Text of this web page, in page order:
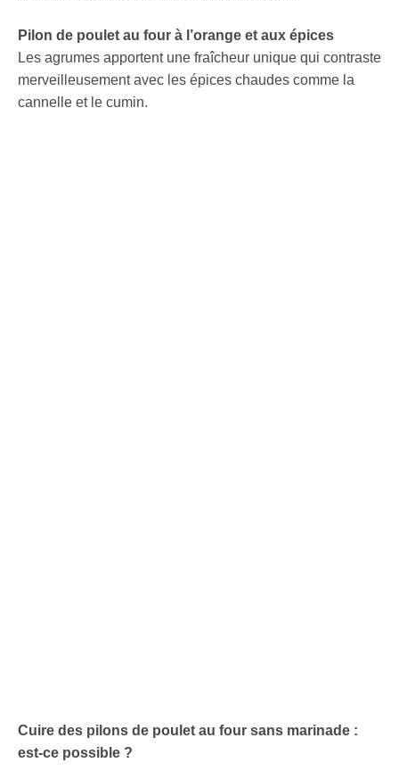
Pilon de poulet au four à l’orange et aux épices
Les agrumes apportent une fraîcheur unique qui contraste
merveilleusement avec les épices chaudes comme la
cannelle et le cumin.
Cuire des pilons de poulet au four sans marinade :
est-ce possible ?